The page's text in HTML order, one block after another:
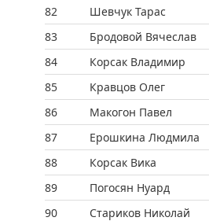
82
Шевчук Тарас
83
Бродовой Вячеслав
84
Корсак Владимир
85
Кравцов Олег
86
Макогон Павел
87
Ерошкина Людмила
88
Корсак Вика
89
Погосян Нуард
90
Стариков Николай